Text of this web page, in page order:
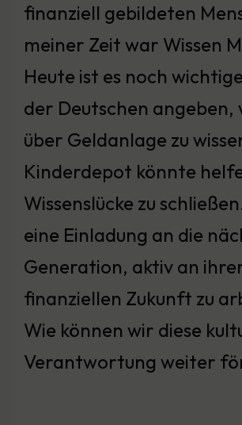
finanziell gebildeten
meiner Zeit war Wissen
Heute ist es noch
der Deutschen angeben,
über Geldanlage zu
Kinderdepot könnte
Wissenslücke zu
eine Einladung an die
Generation, aktiv an
finanziellen Zukunft zu
Wie können wir diese
Verantwortung weiter